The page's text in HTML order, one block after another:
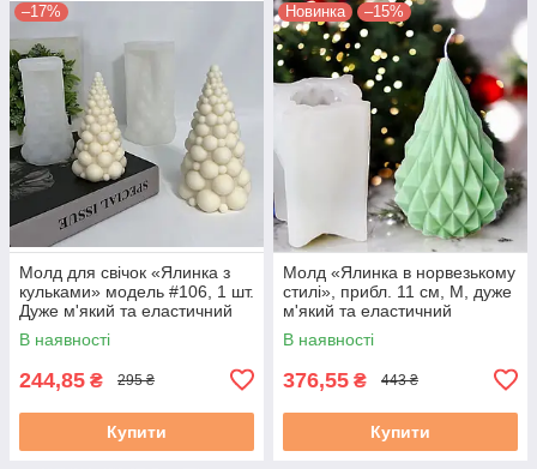
–17%
Молд для свічок «Ялинка з
кульками» модель #106, 1 шт.
Дуже м'який та еластичний
силікон
В наявності
244,85 ₴ 295 ₴
Купити
Новинка –15%
Молд «Ялинка в норвезькому
стилі», прибл. 11 см, М, дуже
м'який та еластичний
силікон, 1 шт.
В наявності
376,55 ₴ 443 ₴
Купити